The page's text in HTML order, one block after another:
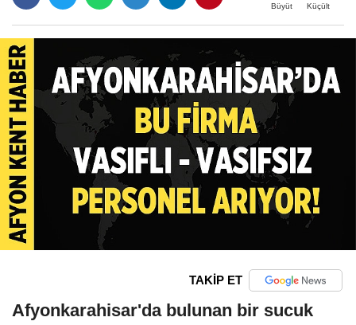
Büyüt Küçült
TAKİP ET
Afyonkarahisar'da bulunan bir sucuk